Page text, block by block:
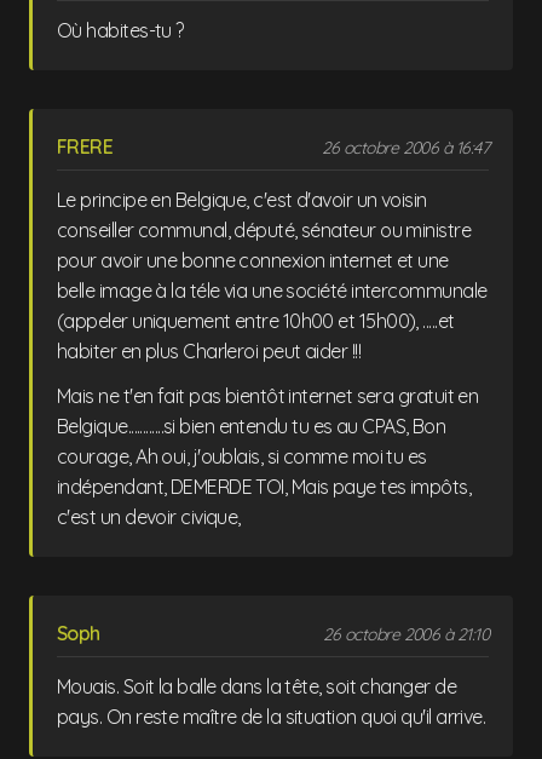
Où habites-tu ?
FRERE 26 octobre 2006 à 16:47
Le principe en Belgique, c'est d'avoir un voisin
conseiller communal, député, sénateur ou ministre
pour avoir une bonne connexion internet et une
belle image à la téle via une société intercommunale
(appeler uniquement entre 10h00 et 15h00), .....et
habiter en plus Charleroi peut aider !!!
Mais ne t'en fait pas bientôt internet sera gratuit en
Belgique............si bien entendu tu es au CPAS, Bon
courage, Ah oui, j'oublais, si comme moi tu es
indépendant, DEMERDE TOI, Mais paye tes impôts,
c'est un devoir civique,
Soph 26 octobre 2006 à 21:10
Mouais. Soit la balle dans la tête, soit changer de
pays. On reste maître de la situation quoi qu'il arrive.